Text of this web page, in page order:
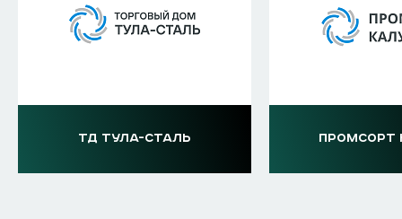
ТД ТУЛА-СТАЛЬ ПРОМСОРТ